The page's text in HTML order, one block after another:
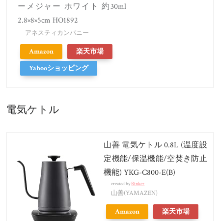
ーメジャー ホワイト 約30ml
2.8×8×5cm HO1892
アネスティカンパニー
Amazon
楽天市場
Yahooショッピング
電気ケトル
山善 電気ケトル 0.8L (温度設
定機能/保温機能/空焚き防止
機能) YKG-C800-E(B)
created byRinker
山善(YAMAZEN)
Amazon 楽天市場